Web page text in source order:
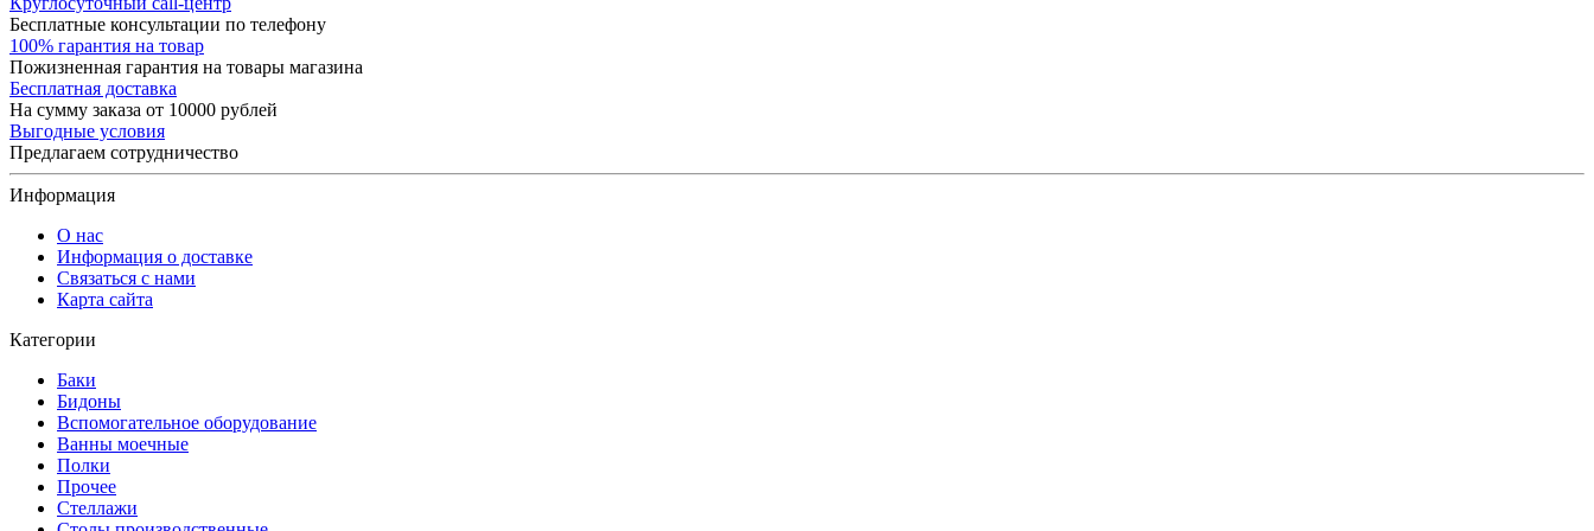
Бесплатные консультации по телефону
100% гарантия на товар
Пожизненная гарантия на товары магазина
Бесплатная доставка
На сумму заказа от 10000 рублей
Выгодные условия
Предлагаем сотрудничество
Информация
О нас
Информация о доставке
Связаться с нами
Карта сайта
Категории
Баки
Бидоны
Вспомогательное оборудование
Ванны моечные
Полки
Прочее
Стеллажи